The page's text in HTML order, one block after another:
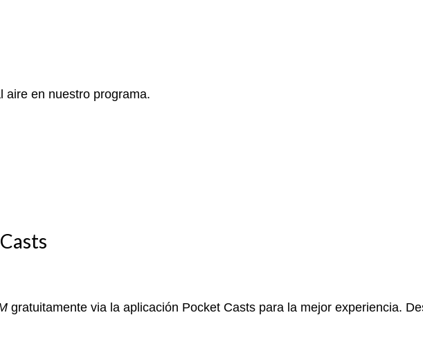
aire en nuestro programa.
gratuitamente via la aplicación Pocket Casts para la mejor experiencia.